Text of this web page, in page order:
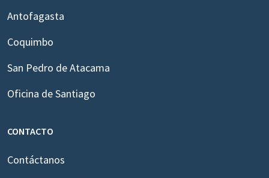
Antofagasta
Coquimbo
San Pedro de Atacama
Oficina de Santiago
CONTACTO
Contáctanos